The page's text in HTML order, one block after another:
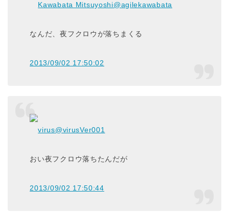
Kawabata Mitsuyoshi@agilekawabata
なんだ、夜フクロウが落ちまくる
2013/09/02 17:50:02
virus@virusVer001
おい夜フクロウ落ちたんだが
2013/09/02 17:50:44